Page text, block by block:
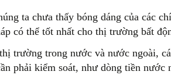
ta chưa thấy bóng dáng của các
có thể tốt nhất cho thị trường bất
trường trong nước và nước ngoài,
phải kiểm soát, như dòng tiền